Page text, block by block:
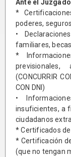
Ante el Juzgado
*
poderes,
•
familiares,
*
previsionales,
(CONCURRIR
CON DNI)
•
insuficientes, a
ciudadanos
* Certificados de
* Certificación
(que no tengan